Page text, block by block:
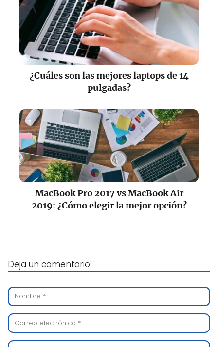
¿Cuáles son las mejores laptops de 14
pulgadas?
MacBook Pro 2017 vs MacBook Air
2019: ¿Cómo elegir la mejor opción?
Deja un comentario